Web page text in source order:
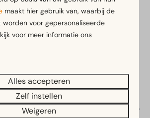
maakt hier gebruik van, waarbij de
worden voor gepersonaliseerde
voor meer informatie ons
Alles accepteren
Zelf instellen
Weigeren